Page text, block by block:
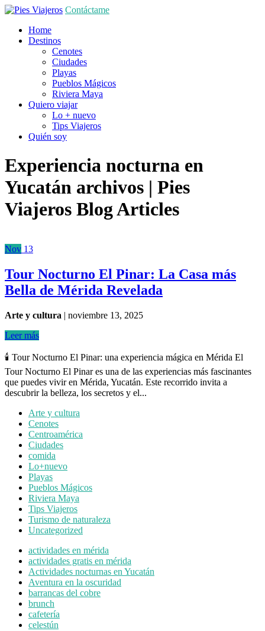
Contáctame
Home
Destinos
Cenotes
Ciudades
Playas
Pueblos Mágicos
Riviera Maya
Quiero viajar
Lo + nuevo
Tips Viajeros
Quién soy
Experiencia nocturna en
Yucatán archivos | Pies
Viajeros Blog Articles
Nov 13
Tour Nocturno El Pinar: La Casa más
Bella de Mérida Revelada
Arte y cultura | noviembre 13, 2025
Leer más
🕯️ Tour Nocturno El Pinar: una experiencia mágica en Mérida El
Tour Nocturno El Pinar es una de las experiencias más fascinantes
que puedes vivir en Mérida, Yucatán. Este recorrido invita a
descubrir la belleza, los secretos y el...
Arte y cultura
Cenotes
Centroamérica
Ciudades
comida
Lo+nuevo
Playas
Pueblos Mágicos
Riviera Maya
Tips Viajeros
Turismo de naturaleza
Uncategorized
actividades en mérida
actividades gratis en mérida
Actividades nocturnas en Yucatán
Aventura en la oscuridad
barrancas del cobre
brunch
cafetería
celestún